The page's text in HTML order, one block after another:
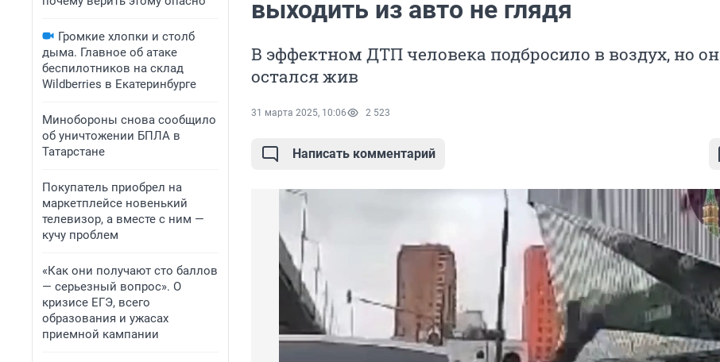
Громкие хлопки и столб
дыма. Главное об атаке
беспилотников на склад
Wildberries в Екатеринбурге
Минобороны снова сообщило
об уничтожении БПЛА в
Татарстане
Покупатель приобрел на
маркетплейсе новенький
телевизор, а вместе с ним —
кучу проблем
«Как они получают сто баллов
— серьезный вопрос». О
кризисе ЕГЭ, всего
образования и ужасах
приемной кампании
выходить из авто не глядя
В эффектном ДТП человека подбросило в воздух, но он
остался жив
31 марта 2025, 10:06 2 523
Написать комментарий